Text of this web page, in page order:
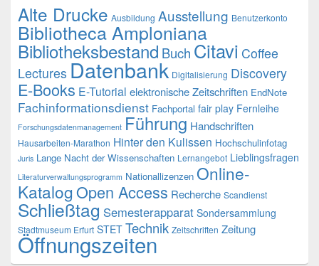
Alte Drucke Ausbildung Ausstellung Benutzerkonto
Bibliotheca Amploniana
Bibliotheksbestand Buch Citavi Coffee
Lectures Datenbank Digitalisierung Discovery
E-Books E-Tutorial elektronische Zeitschriften EndNote
Fachinformationsdienst Fachportal fair play Fernleihe
Forschungsdatenmanagement Führung Handschriften
Hausarbeiten-Marathon Hinter den Kulissen Hochschulinfotag
Juris Lange Nacht der Wissenschaften Lernangebot Lieblingsfragen
Literaturverwaltungsprogramm Nationallizenzen Online-
KatalogOpen Access Recherche Scandienst
Schließtag Semesterapparat Sondersammlung
Stadtmuseum Erfurt STET Technik Zeitschriften Zeitung
Öffnungszeiten